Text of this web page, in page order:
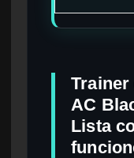
Trainer
AC
Lista